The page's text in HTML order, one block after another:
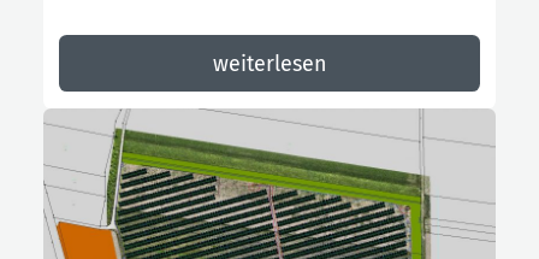
weiterlesen